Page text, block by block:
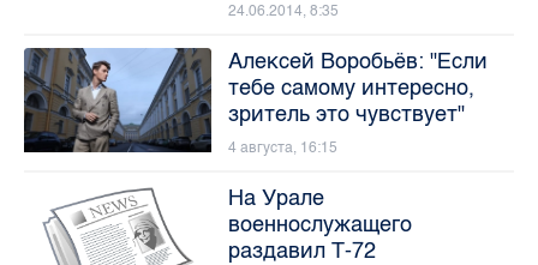
24.06.2014, 8:35
Алексей Воробьёв: "Если
тебе самому интересно,
зритель это чувствует"
4 августа, 16:15
На Урале
военнослужащего
раздавил Т-72